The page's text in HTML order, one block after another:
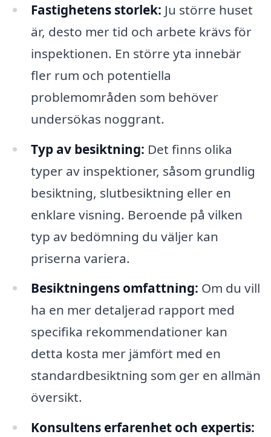
Fastighetens storlek: Ju större huset
är, desto mer tid och arbete krävs för
inspektionen. En större yta innebär
fler rum och potentiella
problemområden som behöver
undersökas noggrant.
Typ av besiktning: Det finns olika
typer av inspektioner, såsom grundlig
besiktning, slutbesiktning eller en
enklare visning. Beroende på vilken
typ av bedömning du väljer kan
priserna variera.
Besiktningens omfattning: Om du vill
ha en mer detaljerad rapport med
specifika rekommendationer kan
detta kosta mer jämfört med en
standardbesiktning som ger en allmän
översikt.
Konsultens erfarenhet och expertis: